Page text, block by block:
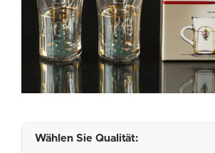
Wählen Sie Qualität: